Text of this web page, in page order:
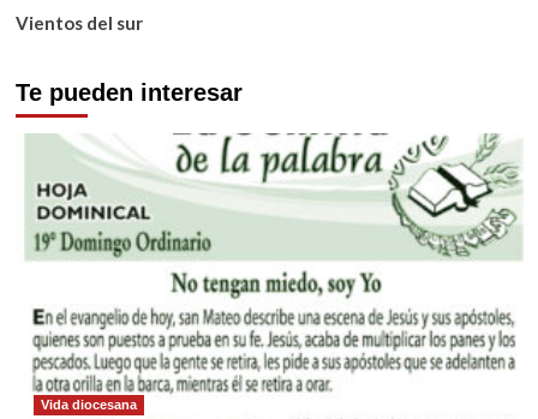
Vientos del sur
Te pueden interesar
Vida diocesana